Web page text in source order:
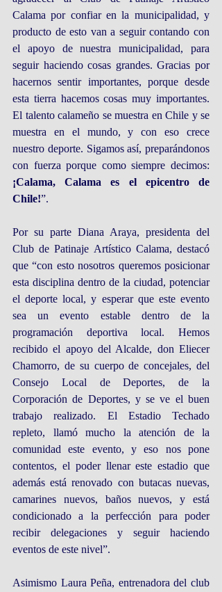
Calama por confiar en la municipalidad, y
producto de esto van a seguir contando con
el apoyo de nuestra municipalidad, para
seguir haciendo cosas grandes. Gracias por
hacernos sentir importantes, porque desde
esta tierra hacemos cosas muy importantes.
El talento calameño se muestra en Chile y se
muestra en el mundo, y con eso crece
nuestro deporte. Sigamos así, preparándonos
¡Calama, Calama es el epicentro de
Chile!”.
Por su parte Diana Araya, presidenta del
Club de Patinaje Artístico Calama, destacó
que “con esto nosotros queremos posicionar
esta disciplina dentro de la ciudad, potenciar
el deporte local, y esperar que este evento
sea un evento estable dentro de la
programación deportiva local. Hemos
recibido el apoyo del Alcalde, don Eliecer
Chamorro, de su cuerpo de concejales, del
Consejo Local de Deportes, de la
Corporación de Deportes, y se ve el buen
trabajo realizado. El Estadio Techado
repleto, llamó mucho la atención de la
comunidad este evento, y eso nos pone
contentos, el poder llenar este estadio que
además está renovado con butacas nuevas,
camarines nuevos, baños nuevos, y está
condicionado a la perfección para poder
recibir delegaciones y seguir haciendo
eventos de este nivel”.
Asimismo Laura Peña, entrenadora del club